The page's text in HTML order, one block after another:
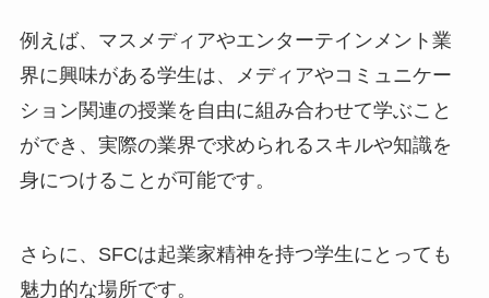
例えば、マスメディアやエンターテインメント業
界に興味がある学生は、メディアやコミュニケー
ション関連の授業を自由に組み合わせて学ぶこと
ができ、実際の業界で求められるスキルや知識を
身につけることが可能です。
さらに、SFCは起業家精神を持つ学生にとっても
魅力的な場所です。